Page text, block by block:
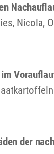
Nicola,
der